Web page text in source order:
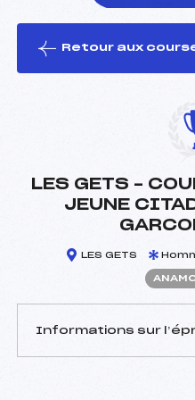
le ski
Retour aux
LES GETS –
JEUNE
LES GETS
Informations sur